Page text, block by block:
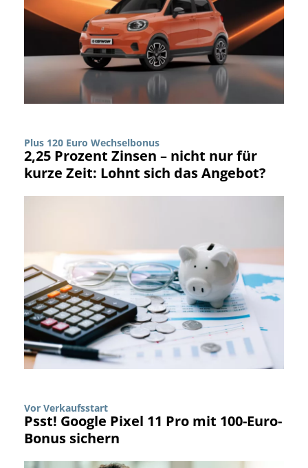
Plus 120 Euro Wechselbonus
2,25 Prozent Zinsen – nicht nur für
kurze Zeit: Lohnt sich das Angebot?
Vor Verkaufsstart
Psst! Google Pixel 11 Pro mit 100-Euro-
Bonus sichern